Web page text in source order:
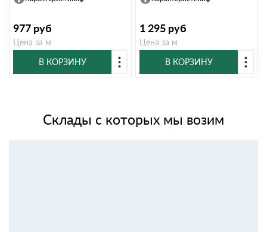
977 руб
Цена за м
В КОРЗИНУ
1 295 руб
Цена за м
В КОРЗИНУ
Склады с которых мы возим